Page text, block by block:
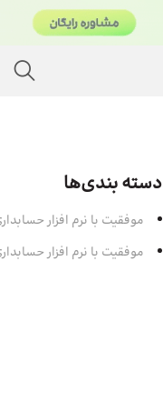
دسته بندی‌ها
موفقیت با نرم افزار
موفقیت با نرم افزار